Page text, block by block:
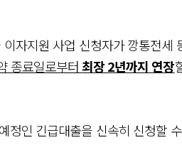
자지원 사업 신청자가 깡통전세
종료일로부터 최장 2년까지 연장
인 긴급대출을 신속히 신청할